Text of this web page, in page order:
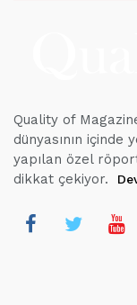
Quality of
dünyasının
yapılan özel
dikkat çekiyor.